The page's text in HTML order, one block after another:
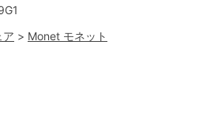
ア > Monet モネット